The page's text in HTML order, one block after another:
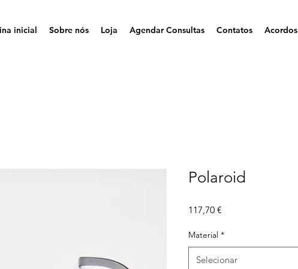
inicial Sobre nós Loja Agendar Consultas Contatos Acordos
Polaroid
117,70 €
Material *
Selecionar